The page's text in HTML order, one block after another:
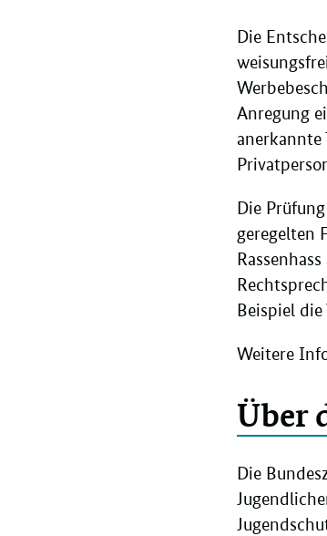
Die
Anregung
anerkannte
Die
geregelten
Beispiel
Weitere
Über
Die